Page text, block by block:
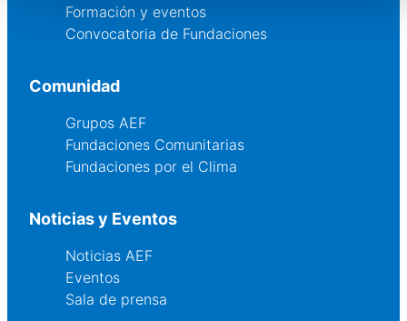
Formación y eventos
Convocatoria de Fundaciones
Comunidad
Grupos AEF
Fundaciones Comunitarias
Fundaciones por el Clima
Noticias y Eventos
Noticias AEF
Eventos
Sala de prensa